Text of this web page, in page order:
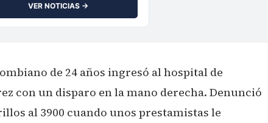
VER NOTICIAS →
de 24 años ingresó al hospital de
con un disparo en la mano derecha. Denunció
al 3900 cuando unos prestamistas le